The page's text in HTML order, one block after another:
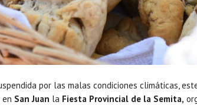
por las malas condiciones climáticas,
San Juan la Fiesta Provincial de la Semita,